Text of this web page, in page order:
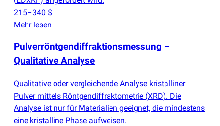
215–340 $
Mehr lesen
Pulverröntgendiffraktionsmessung –
Qualitative Analyse
Qualitative oder vergleichende Analyse kristalliner
Pulver mittels Röntgendiffraktometrie (XRD). Die
Analyse ist nur für Materialien geeignet, die mindestens
eine kristalline Phase aufweisen.